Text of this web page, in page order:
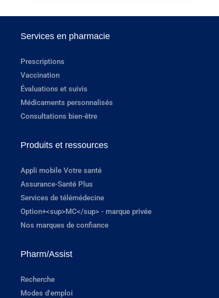
Services en pharmacie
Prescriptions
Vaccination
Évaluations et suivis
Médicaments personnalisés
Consultations bien-être
Produits et ressources
Appli mobile Votre santé
Assurance-Santé Plus
Services de télémédecine
Option+<sup>MC</sup> - marque privée
Nos marques de confiance
Pharm/Assist
Recherche
Modes d'emploi